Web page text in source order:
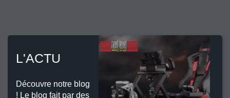
L'ACTU
Découvre notre blog
! Le blog fait par des